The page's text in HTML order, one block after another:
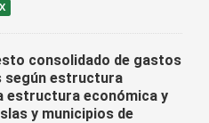
consolidado de gastos
según estructura
estructura económica y
y municipios de